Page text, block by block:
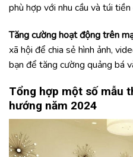
phù hợp với nhu cầu và túi tiền
Tăng cường hoạt động trên
xã hội để chia sẻ hình ảnh,
bạn để tăng cường quảng bá
Tổng hợp một số mẫu
hướng năm 2024